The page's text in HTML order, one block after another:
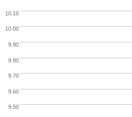
9.50
10.00
9.60
9.70
9.80
9.90
10.10